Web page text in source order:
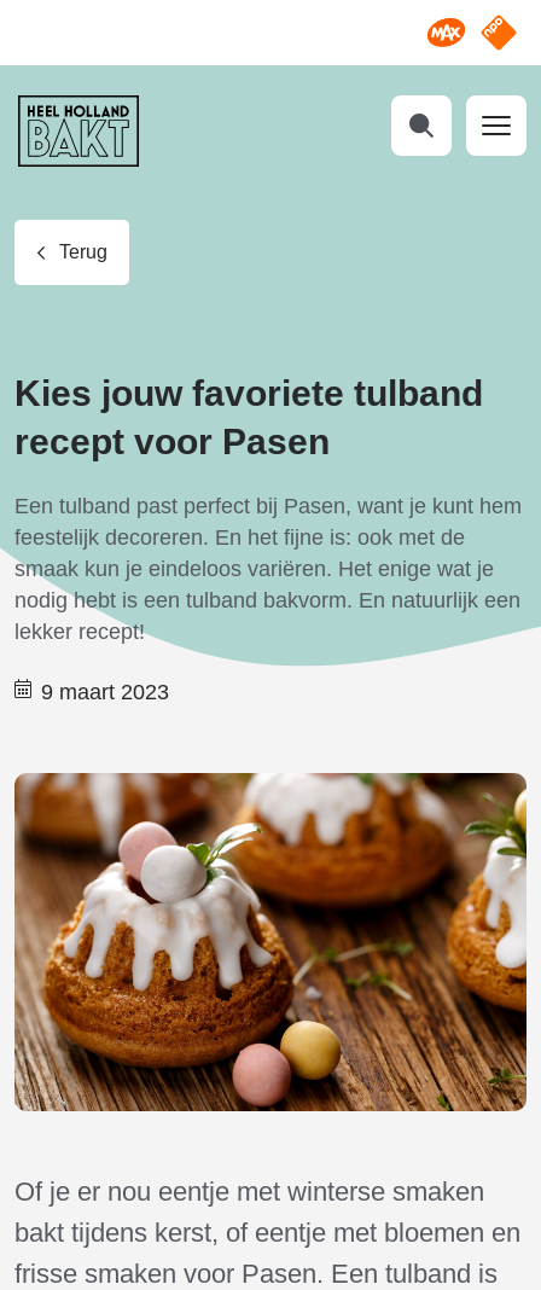
Omroep
NPO
Heel
Holland
Bakt
Terug
Kies jouw favoriete tulband
recept voor Pasen
Een tulband past perfect bij Pasen, want je kunt hem
feestelijk decoreren. En het fijne is: ook met de
smaak kun je eindeloos variëren. Het enige wat je
nodig hebt is een tulband bakvorm. En natuurlijk een
lekker recept!
9 maart 2023
Of je er nou eentje met winterse smaken
bakt tijdens kerst, of eentje met bloemen en
frisse smaken voor Pasen. Een tulband is